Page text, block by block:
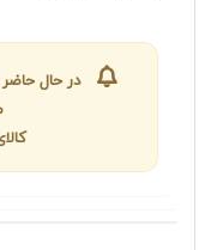
در حال حاضر